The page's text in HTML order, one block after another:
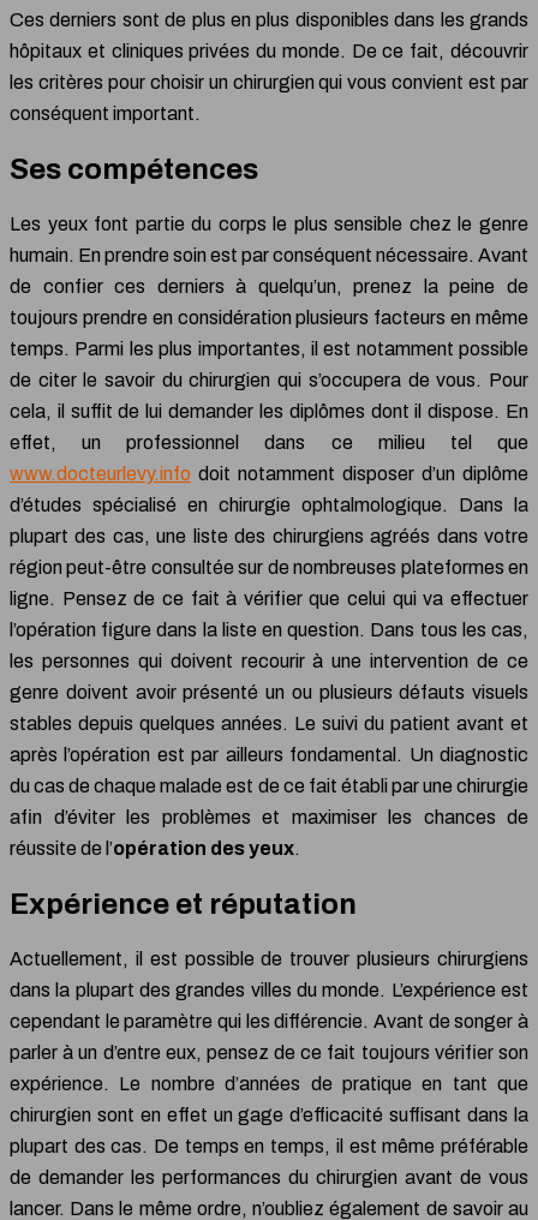
Ces derniers sont de plus en plus disponibles dans les grands
hôpitaux et cliniques privées du monde. De ce fait, découvrir
les critères pour choisir un chirurgien qui vous convient est par
conséquent important.
Ses compétences
Les yeux font partie du corps le plus sensible chez le genre
humain. En prendre soin est par conséquent nécessaire. Avant
de confier ces derniers à quelqu’un, prenez la peine de
toujours prendre en considération plusieurs facteurs en même
temps. Parmi les plus importantes, il est notamment possible
de citer le savoir du chirurgien qui s’occupera de vous. Pour
cela, il suffit de lui demander les diplômes dont il dispose. En
effet, un professionnel dans ce milieu tel que
www.docteurlevy.info doit notamment disposer d’un diplôme
d’études spécialisé en chirurgie ophtalmologique. Dans la
plupart des cas, une liste des chirurgiens agréés dans votre
région peut-être consultée sur de nombreuses plateformes en
ligne. Pensez de ce fait à vérifier que celui qui va effectuer
l’opération figure dans la liste en question. Dans tous les cas,
les personnes qui doivent recourir à une intervention de ce
genre doivent avoir présenté un ou plusieurs défauts visuels
stables depuis quelques années. Le suivi du patient avant et
après l’opération est par ailleurs fondamental. Un diagnostic
du cas de chaque malade est de ce fait établi par une chirurgie
afin d’éviter les problèmes et maximiser les chances de
réussite de l’opération des yeux.
Expérience et réputation
Actuellement, il est possible de trouver plusieurs chirurgiens
dans la plupart des grandes villes du monde. L’expérience est
cependant le paramètre qui les différencie. Avant de songer à
parler à un d’entre eux, pensez de ce fait toujours vérifier son
expérience. Le nombre d’années de pratique en tant que
chirurgien sont en effet un gage d’efficacité suffisant dans la
plupart des cas. De temps en temps, il est même préférable
de demander les performances du chirurgien avant de vous
lancer. Dans le même ordre, n’oubliez également de savoir au